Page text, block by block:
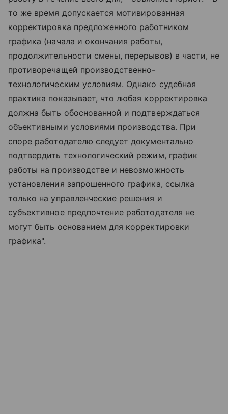
то же время допускается мотивированная
корректировка предложенного работником
графика (начала и окончания работы,
продолжительности смены, перерывов) в части, не
противоречащей производственно-
технологическим условиям. Однако судебная
практика показывает, что любая корректировка
должна быть обоснованной и подтверждаться
объективными условиями производства. При
споре работодателю следует документально
подтвердить технологический режим, график
работы на производстве и невозможность
установления запрошенного графика, ссылка
только на управленческие решения и
субъективное предпочтение работодателя не
могут быть основанием для корректировки
графика".